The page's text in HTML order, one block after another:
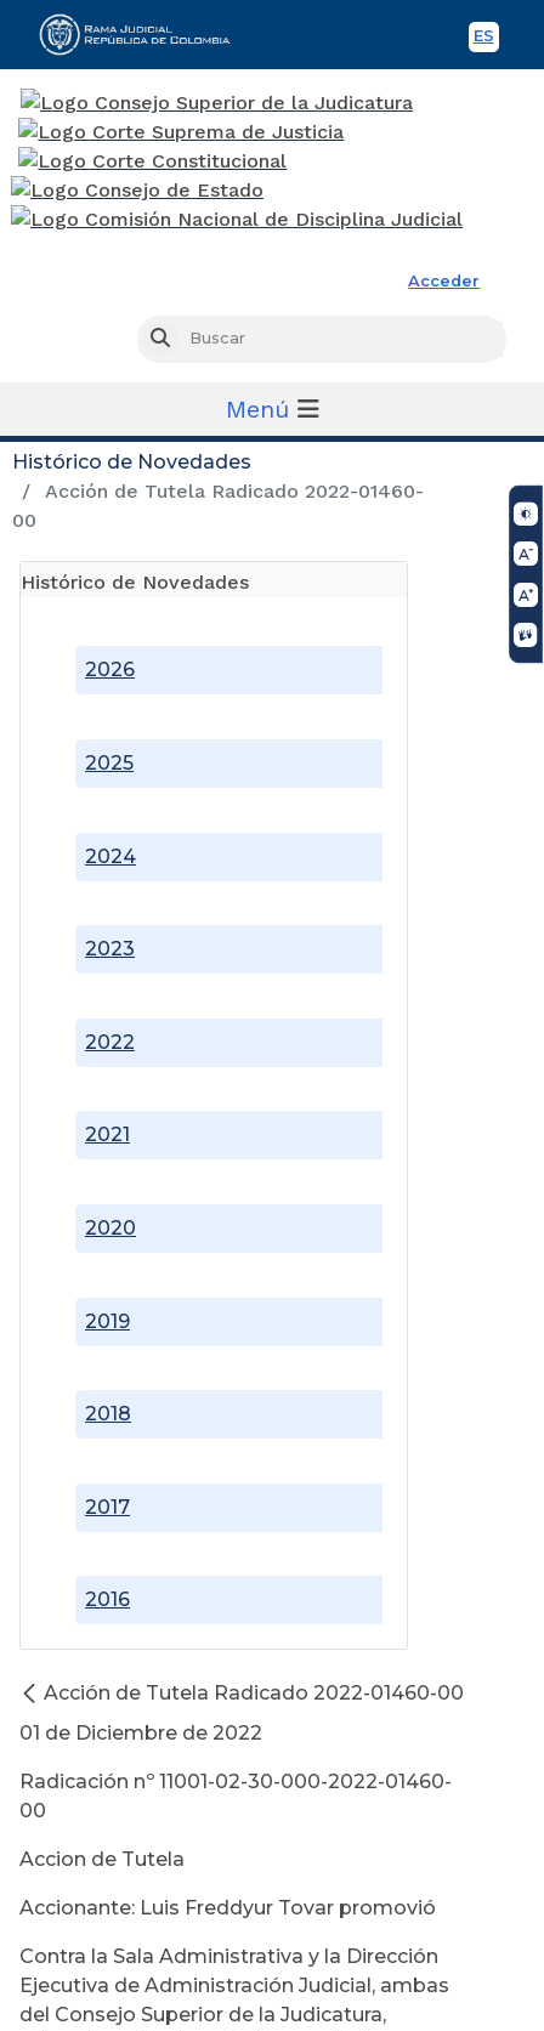
ES
Acceder
Buscar
Menú
Histórico de Novedades
Acción de Tutela Radicado 2022-01460-
00
Histórico de Novedades
2016
2017
2018
2019
2020
2021
2022
2023
2024
2025
2026
Acción de Tutela Radicado 2022-01460-00
01 de Diciembre de 2022
Radicación nº 11001-02-30-000-2022-01460-
00
Accion de Tutela
Accionante: Luis Freddyur Tovar promovió
Contra la Sala Administrativa y la Dirección
Ejecutiva de Administración Judicial, ambas
del Consejo Superior de la Judicatura,